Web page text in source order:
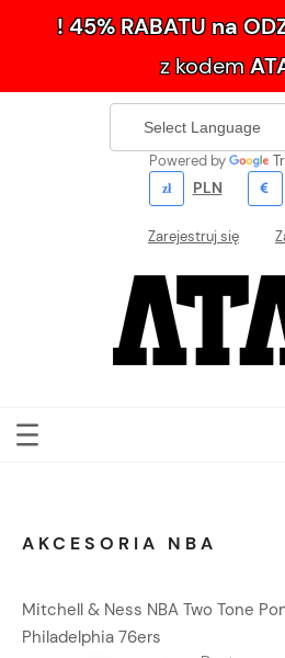
! 45% RABATU na
z kodem
Powered by
PLN
Zarejestruj się
AKCESORIA NBA
Mitchell & Ness NBA Two Tone
Philadelphia 76ers